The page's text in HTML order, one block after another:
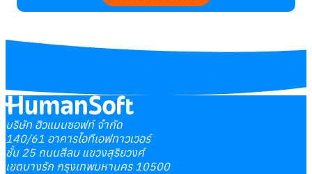
บริษัท ฮิวแมนซอฟท์ จำกัด
140/61 อาคารไอทีเอฟทาวเวอร์
ชั้น 25 ถนนสีลม แขวงสุริยวงศ์
เขตบางรัก กรุงเทพมหานคร 10500